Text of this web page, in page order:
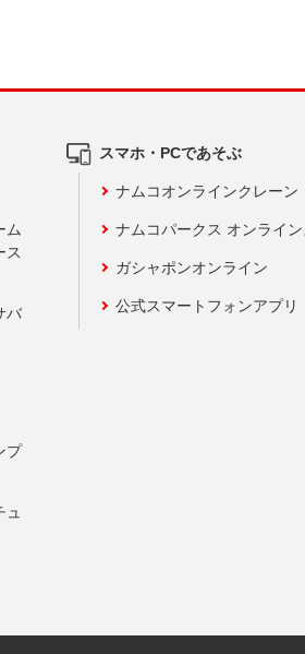
ム
ス
バ
プ
スマホ・PCであそぶ
ナムコオンラインクレーン
ナムコパークス オンライ
ガシャポンオンライン
公式スマートフォンアプリ